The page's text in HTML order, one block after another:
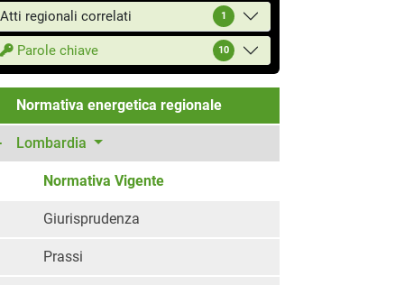
Atti regionali correlati 1
Parole chiave 10
Normativa energetica regionale
Lombardia
Normativa Vigente
Giurisprudenza
Prassi